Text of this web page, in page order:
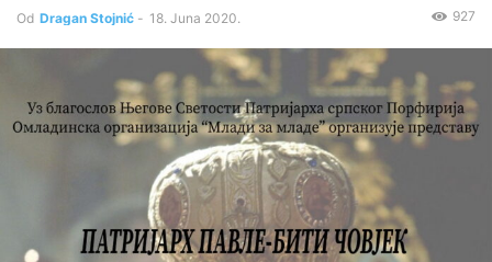
Od Dragan Stojnić - 18. Juna 2020. 927